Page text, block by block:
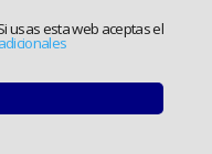
usas esta web aceptas el